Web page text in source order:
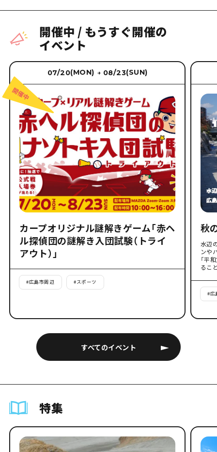
開催中 / もうすぐ開催の
イベント
すべてのイベント
07/20(MON) → 08/23(SUN)
カープオリジナル謎解きゲーム「赤ヘ
ル探偵団の謎解き入団試験（トライ
アウト）」
#広島市周辺 #スポーツ
秋
水辺
ンや
「平
るこ
#広
特集